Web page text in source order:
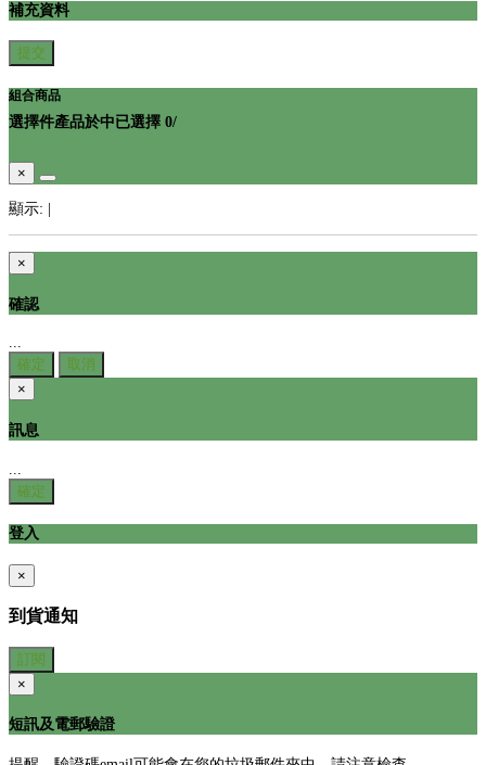
補充資料
提交
組合商品
選擇件產品於中已選擇 0/
×
顯示:
×
確認
...
確定
取消
×
訊息
確定
登入
×
到貨通知
訂閱
×
短訊及電郵驗證